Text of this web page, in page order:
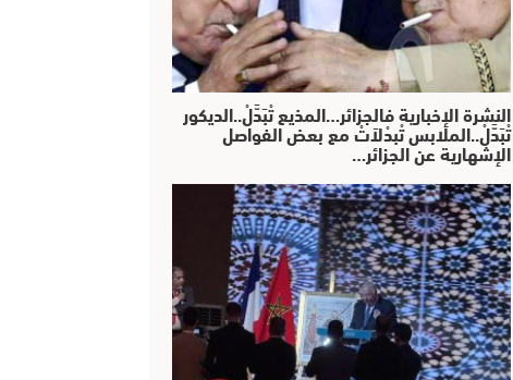
النشرة الإخبارية فالجزائر…المذيع تْبَدَّلْ..الديكور
تْبَدَّلْ..الملابس تْبدْلاَتْ مع بعض الفواصل
الإشهارية عن الجزائر…